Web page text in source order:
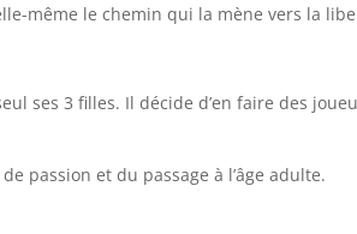
même le chemin qui la mène vers la
ses 3 filles. Il décide d’en faire des
passion et du passage à l’âge adulte.